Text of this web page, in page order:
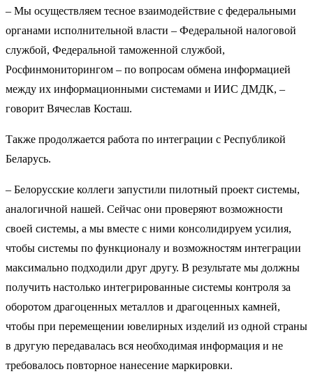
– Мы осуществляем тесное взаимодействие с федеральными
органами исполнительной власти – Федеральной налоговой
службой, Федеральной таможенной службой,
Росфинмониторингом – по вопросам обмена информацией
между их информационными системами и ИИС ДМДК, –
говорит Вячеслав Косташ.
Также продолжается работа по интеграции с Республикой
Беларусь.
– Белорусские коллеги запустили пилотный проект системы,
аналогичной нашей. Сейчас они проверяют возможности
своей системы, а мы вместе с ними консолидируем усилия,
чтобы системы по функционалу и возможностям интеграции
максимально подходили друг другу. В результате мы должны
получить настолько интегрированные системы контроля за
оборотом драгоценных металлов и драгоценных камней,
чтобы при перемещении ювелирных изделий из одной страны
в другую передавалась вся необходимая информация и не
требовалось повторное нанесение маркировки.